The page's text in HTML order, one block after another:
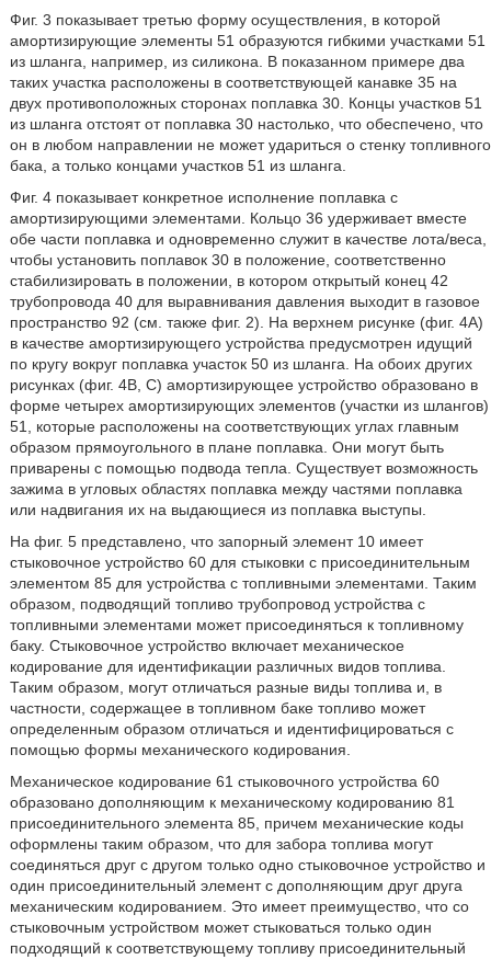
Фиг. 3 показывает третью форму осуществления, в которой
амортизирующие элементы 51 образуются гибкими участками 51
из шланга, например, из силикона. В показанном примере два
таких участка расположены в соответствующей канавке 35 на
двух противоположных сторонах поплавка 30. Концы участков 51
из шланга отстоят от поплавка 30 настолько, что обеспечено, что
он в любом направлении не может удариться о стенку топливного
бака, а только концами участков 51 из шланга.
Фиг. 4 показывает конкретное исполнение поплавка с
амортизирующими элементами. Кольцо 36 удерживает вместе
обе части поплавка и одновременно служит в качестве лота/веса,
чтобы установить поплавок 30 в положение, соответственно
стабилизировать в положении, в котором открытый конец 42
трубопровода 40 для выравнивания давления выходит в газовое
пространство 92 (см. также фиг. 2). На верхнем рисунке (фиг. 4А)
в качестве амортизирующего устройства предусмотрен идущий
по кругу вокруг поплавка участок 50 из шланга. На обоих других
рисунках (фиг. 4В, С) амортизирующее устройство образовано в
форме четырех амортизирующих элементов (участки из шлангов)
51, которые расположены на соответствующих углах главным
образом прямоугольного в плане поплавка. Они могут быть
приварены с помощью подвода тепла. Существует возможность
зажима в угловых областях поплавка между частями поплавка
или надвигания их на выдающиеся из поплавка выступы.
На фиг. 5 представлено, что запорный элемент 10 имеет
стыковочное устройство 60 для стыковки с присоединительным
элементом 85 для устройства с топливными элементами. Таким
образом, подводящий топливо трубопровод устройства с
топливными элементами может присоединяться к топливному
баку. Стыковочное устройство включает механическое
кодирование для идентификации различных видов топлива.
Таким образом, могут отличаться разные виды топлива и, в
частности, содержащее в топливном баке топливо может
определенным образом отличаться и идентифицироваться с
помощью формы механического кодирования.
Механическое кодирование 61 стыковочного устройства 60
образовано дополняющим к механическому кодированию 81
присоединительного элемента 85, причем механические коды
оформлены таким образом, что для забора топлива могут
соединяться друг с другом только одно стыковочное устройство и
один присоединительный элемент с дополняющим друг друга
механическим кодированием. Это имеет преимущество, что со
стыковочным устройством может стыковаться только один
подходящий к соответствующему топливу присоединительный